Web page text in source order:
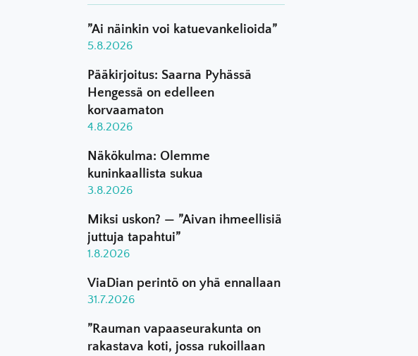
”Ai näinkin voi katuevankelioida”
5.8.2026
Pääkirjoitus: Saarna Pyhässä
Hengessä on edelleen
korvaamaton
4.8.2026
Näkökulma: Olemme
kuninkaallista sukua
3.8.2026
Miksi uskon? — ”Aivan ihmeellisiä
juttuja tapahtui”
1.8.2026
ViaDian perintö on yhä ennallaan
31.7.2026
”Rauman vapaaseurakunta on
rakastava koti, jossa rukoillaan